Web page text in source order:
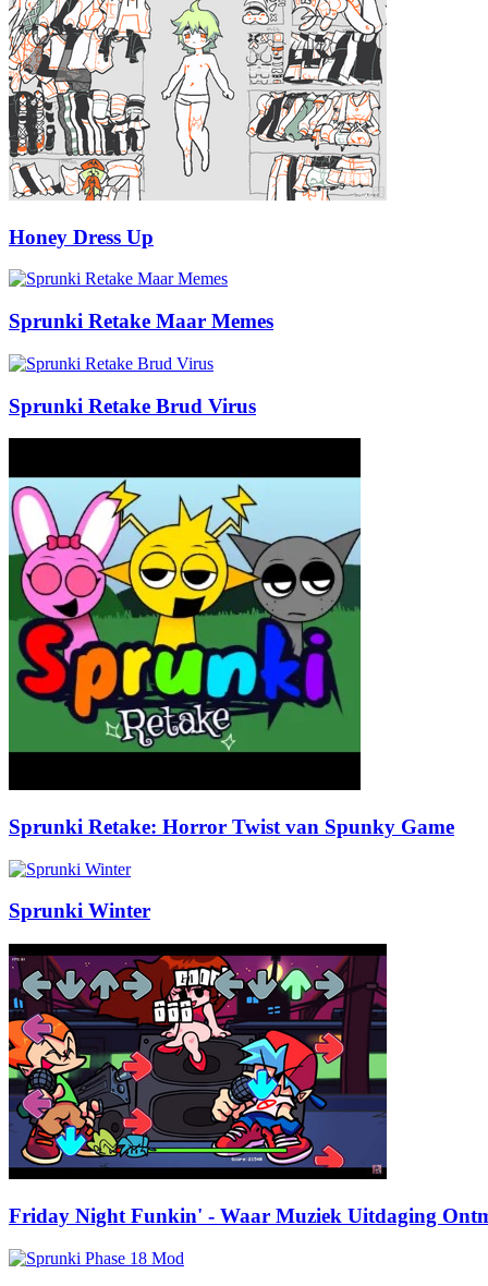
Honey Dress Up
Sprunki Retake Maar Memes
Sprunki Retake Brud Virus
Sprunki Retake: Horror Twist van Spunky Game
Sprunki Winter
Friday Night Funkin' - Waar Muziek Uitdaging